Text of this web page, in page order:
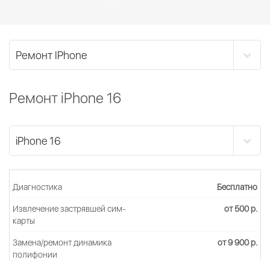
Ремонт iPhone 16
Диагностика Бесплатно
Извлечение застрявшей сим-
карты
от 500 р.
Замена/ремонт динамика
полифонии
от 9 900 р.